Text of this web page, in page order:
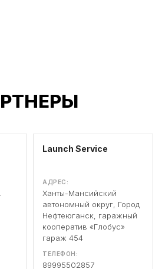
Launch Service
АДРЕС:
Ханты-Мансийский
автономный округ, Город
Нефтеюганск, гаражный
кооператив «Глобус»
гараж 454
ТЕЛЕФОН:
89995502857